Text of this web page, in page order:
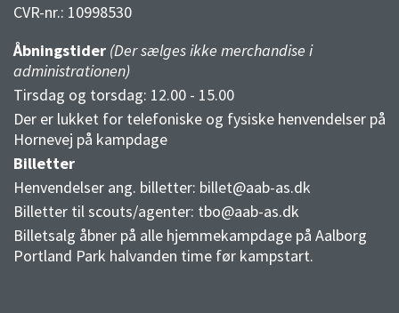
CVR-nr.: 10998530
Åbningstider (Der sælges ikke merchandise i
administrationen)
Tirsdag og torsdag: 12.00 - 15.00
Der er lukket for telefoniske og fysiske henvendelser på
Hornevej på kampdage
Billetter
Henvendelser ang. billetter: billet@aab-as.dk
Billetter til scouts/agenter: tbo@aab-as.dk
Billetsalg åbner på alle hjemmekampdage på Aalborg
Portland Park halvanden time før kampstart.